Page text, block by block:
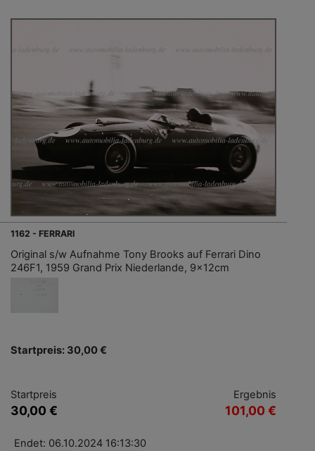
1162 - FERRARI
Original s/w Aufnahme Tony Brooks auf Ferrari Dino
246F1, 1959 Grand Prix Niederlande, 9x12cm
Startpreis: 30,00 €
Startpreis
30,00 €
Ergebnis
101,00 €
Endet: 06.10.2024 16:13:30